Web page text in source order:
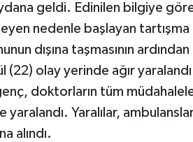
geldi. Edinilen bilgiye
nedenle başlayan
dışına taşmasının
(22) olay yerinde ağır
doktorların tüm
yaralandı. Yaralılar,
alındı.